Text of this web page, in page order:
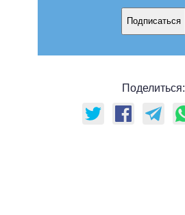
Подписаться
Поделиться: